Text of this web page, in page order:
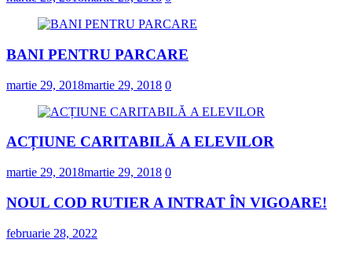
BANI PENTRU PARCARE
martie 29, 2018martie 29, 2018 0
ACȚIUNE CARITABILĂ A ELEVILOR
martie 29, 2018martie 29, 2018 0
NOUL COD RUTIER A INTRAT ÎN VIGOARE!
februarie 28, 2022